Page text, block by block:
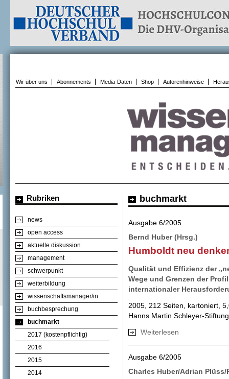
Wir über uns Abonnements Media-Daten Shop Autorenhinweise
Rubriken
news
open access
aktuelle diskussion
management
schwerpunkt
weiterbildung
wissenschaftsmanager/in
buchbesprechung
buchmarkt
2017 (kostenpflichtig)
2016
2015
2014
buchmarkt
Ausgabe 6/2005
Bernd Huber (Hrsg.)
Humboldt neu
Qualität und Effizienz der
Wege und Grenzen der
internationaler
2005, 212 Seiten, kartoniert,
Hanns Martin Schleyer-
Weiterlesen
Ausgabe 6/2005
Charles Huber/Adrian